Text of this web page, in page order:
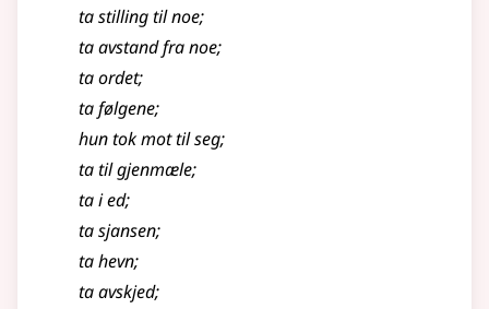
ta stilling til noe;
ta avstand fra noe;
ta ordet;
ta følgene;
hun tok mot til seg;
ta til gjenmæle;
ta i ed;
ta sjansen;
ta hevn;
ta avskjed;